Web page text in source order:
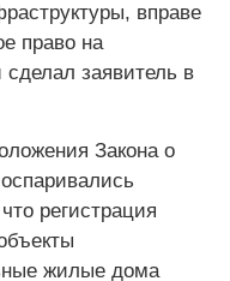
вправе
право на
заявитель в
Закона о
регистрация
жилые дома